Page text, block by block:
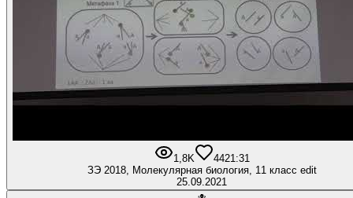
1,8K 4421:31
ЗЭ 2018, Молекулярная биология, 11 класс edit
25.09.2021